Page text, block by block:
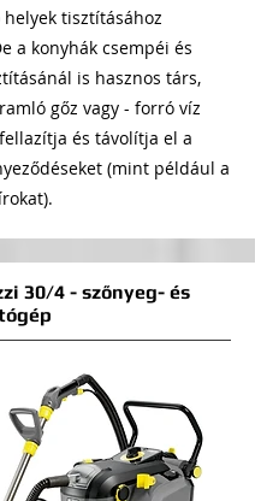
tisztításához
a konyhák csempéi és
is hasznos társ,
gőz vagy - forró víz
és távolítja el a
(mint például a
30/4 - szőnyeg- és